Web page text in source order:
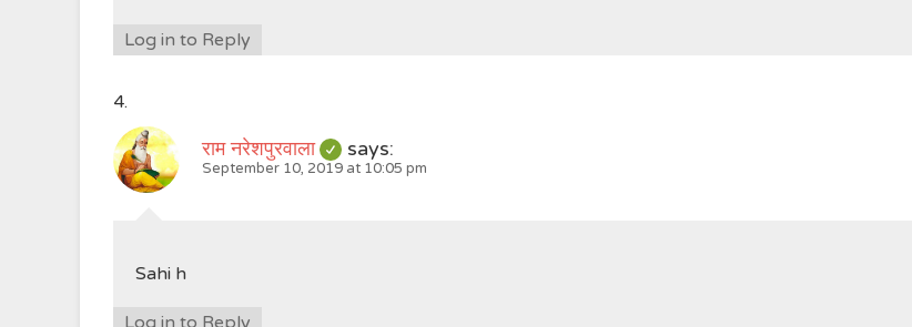
Log in to Reply
राम नरेशपुरवाला says:
September 10, 2019 at 10:05 pm
Sahi h
Log in to Reply